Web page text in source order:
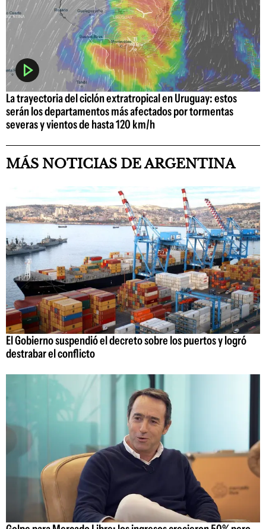
La trayectoria del ciclón extratropical en Uruguay: estos
serán los departamentos más afectados por tormentas
severas y vientos de hasta 120 km/h
MÁS NOTICIAS DE ARGENTINA
El Gobierno suspendió el decreto sobre los puertos y logró
destrabar el conflicto